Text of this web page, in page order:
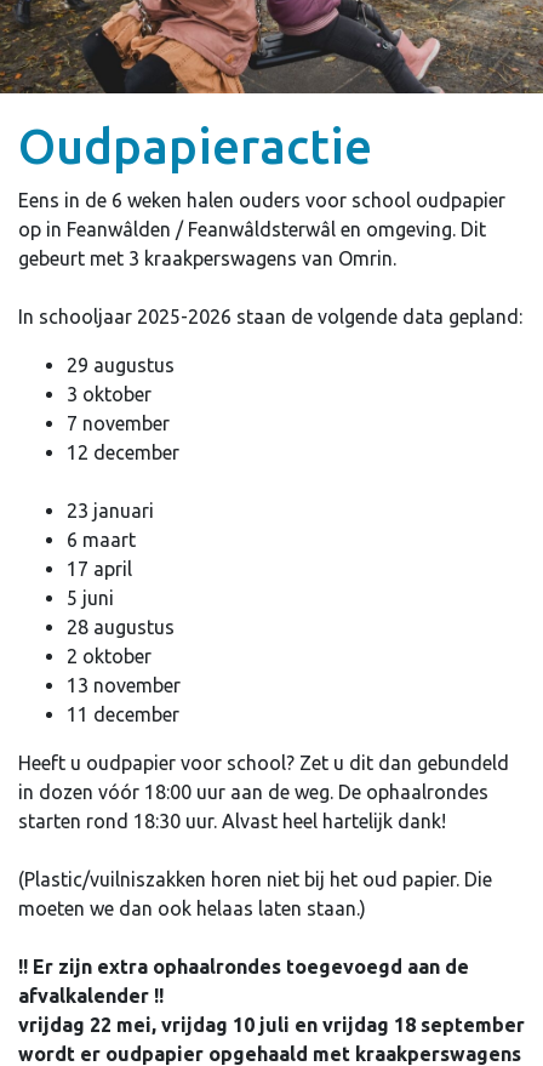
Oudpapieractie
Eens in de 6 weken halen ouders voor school oudpapier
op in Feanwâlden / Feanwâldsterwâl en omgeving. Dit
gebeurt met 3 kraakperswagens van Omrin.
In schooljaar 2025-2026 staan de volgende data gepland:
29 augustus
3 oktober
7 november
12 december
23 januari
6 maart
17 april
5 juni
28 augustus
2 oktober
13 november
11 december
Heeft u oudpapier voor school? Zet u dit dan gebundeld
in dozen vóór 18:00 uur aan de weg. De ophaalrondes
starten rond 18:30 uur. Alvast heel hartelijk dank!
(Plastic/vuilniszakken horen niet bij het oud papier. Die
moeten we dan ook helaas laten staan.)
!! Er zijn extra ophaalrondes toegevoegd aan de
afvalkalender !!
vrijdag 22 mei, vrijdag 10 juli en vrijdag 18 september
wordt er oudpapier opgehaald met kraakperswagens